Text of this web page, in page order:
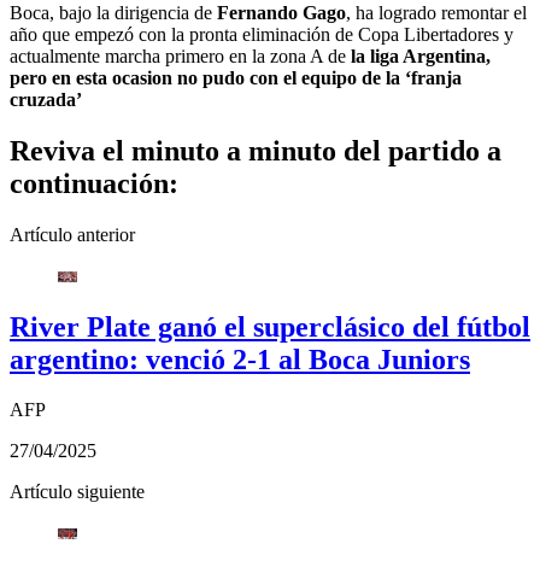
Boca, bajo la dirigencia de Fernando Gago, ha logrado remontar el
año que empezó con la pronta eliminación de Copa Libertadores y
actualmente marcha primero en la zona A de la liga Argentina,
pero en esta ocasion no pudo con el equipo de la ‘franja
cruzada’
Reviva el minuto a minuto del partido a
continuación:
Artículo anterior
River Plate ganó el superclásico del fútbol
argentino: venció 2-1 al Boca Juniors
AFP
27/04/2025
Artículo siguiente